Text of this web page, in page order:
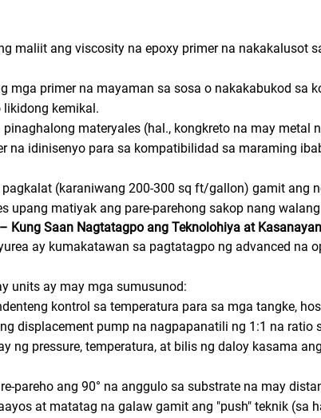
maliit ang viscosity na epoxy primer na
mga primer na mayaman sa sosa o nakakabukod
kemikal.
pinaghalong materyales (hal., kongkreto na may
na idinisenyo para sa kompatibilidad sa maraming
(karaniwang 200-300 sq ft/gallon) gamit ang
upang matiyak ang pare-parehong sakop nang
Kung Saan Nagtatagpo ang Teknolohiya at Kasanayan
ay kumakatawan sa pagtatagpo ng advanced na
units ay may mga sumusunod:
kontrol sa temperatura para sa mga tangke,
displacement pump na nagpapanatili ng 1:1 na ratio
ng pressure, temperatura, at bilis ng daloy kasama
pareho ang 90° na anggulo sa substrate na may
at matatag na galaw gamit ang "push" teknik